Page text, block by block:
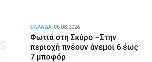
Φωτιά στη Σκύρο –Στην
περιοχή πνέουν άνεμοι 6 έως
7 μποφόρ
ΕΛΛΑΔΑ 06.08.2026